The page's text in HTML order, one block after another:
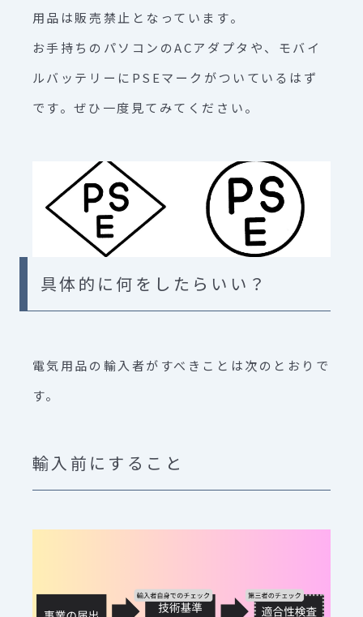
用品は販売禁止となっています。
お手持ちのパソコンのACアダプタや、モバイ
ルバッテリーにPSEマークがついているはず
です。ぜひ一度見てみてください。
具体的に何をしたらいい？
電気用品の輸入者がすべきことは次のとおりで
す。
輸入前にすること